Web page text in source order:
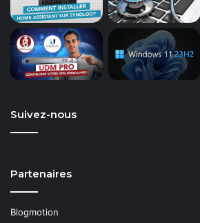
Suivez-nous
Partenaires
Blogmotion